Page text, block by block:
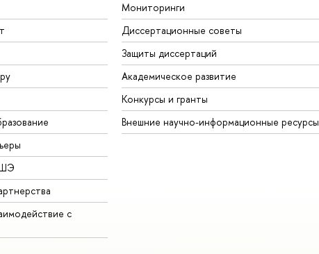
с
Мониторинги
Диссертационные советы
Защиты диссертаций
Академическое развитие
Конкурсы и гранты
Внешние научно-информационные ресурсы